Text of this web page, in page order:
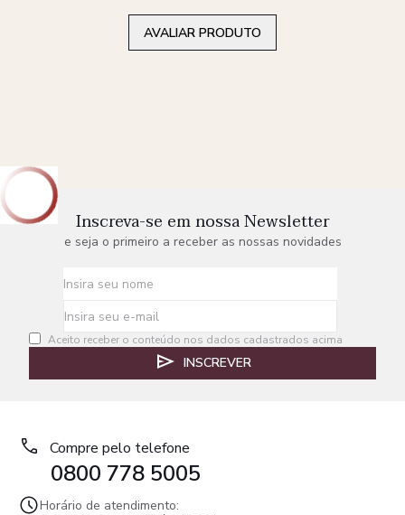
AVALIAR PRODUTO
Inscreva-se em nossa Newsletter
e seja o primeiro a receber as nossas novidades
Aceito receber o conteúdo nos dados cadastrados acima
INSCREVER
Compre pelo telefone
0800 778 5005
Horário de atendimento: